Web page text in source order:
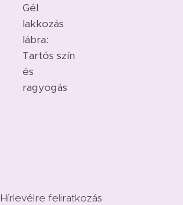
Gél
lakkozás
lábra:
Tartós szín
és
ragyogás
Hírlevélre feliratkozás